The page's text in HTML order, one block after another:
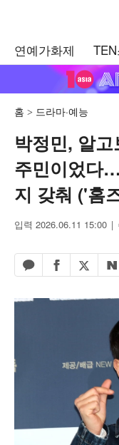
연예가화제
홈 드라마·예능
박정민, 알
주민이었다
지 갖춰 ('홈
입력 2026.06.11 15:00
카카오톡 공유하기
페이스북 공
엑스 공